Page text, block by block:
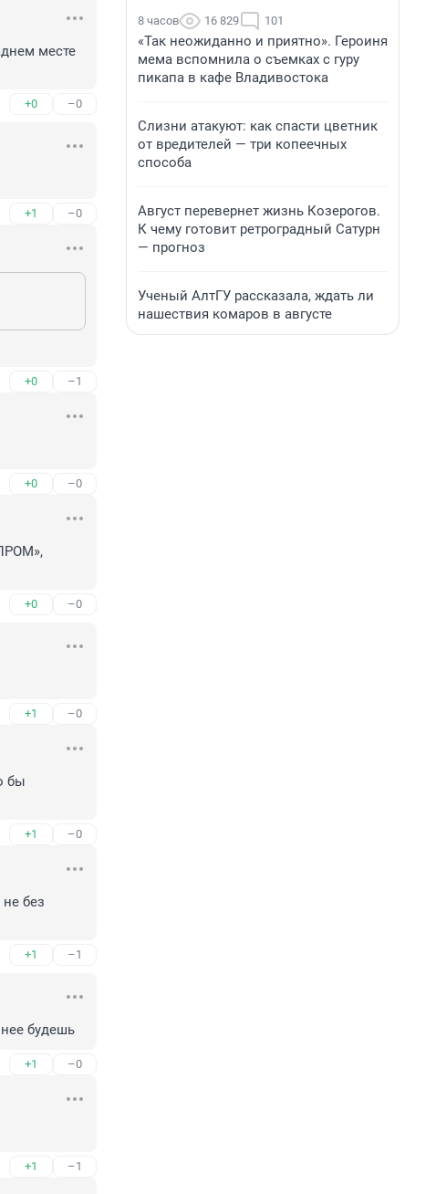
месте
+0 –0
+1 –0
+0 –1
+0 –0
+0 –0
+1 –0
бы
+1 –0
без
+1 –1
будешь
+1 –0
+1 –1
8 часов 16 829 101
«Так неожиданно и приятно». Героиня
мема вспомнила о съемках с гуру
пикапа в кафе Владивостока
Слизни атакуют: как спасти цветник
от вредителей — три копеечных
способа
Август перевернет жизнь Козерогов.
К чему готовит ретроградный Сатурн
— прогноз
Ученый АлтГУ рассказала, ждать ли
нашествия комаров в августе